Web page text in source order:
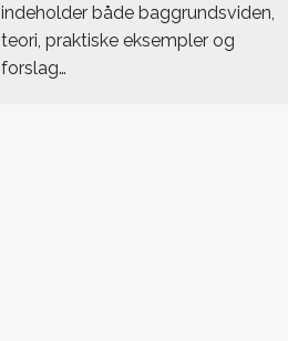
indeholder både baggrundsviden,
teori, praktiske eksempler og
forslag…